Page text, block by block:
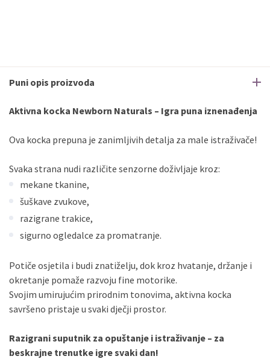
Puni opis proizvoda
Aktivna kocka Newborn Naturals – Igra puna iznenađenja
Ova kocka prepuna je zanimljivih detalja za male istraživače!
Svaka strana nudi različite senzorne doživljaje kroz:
mekane tkanine,
šuškave zvukove,
razigrane trakice,
sigurno ogledalce za promatranje.
Potiče osjetila i budi znatiželju, dok kroz hvatanje, držanje i
okretanje pomaže razvoju fine motorike.
Svojim umirujućim prirodnim tonovima, aktivna kocka
savršeno pristaje u svaki dječji prostor.
Razigrani suputnik za opuštanje i istraživanje – za
beskrajne trenutke igre svaki dan!